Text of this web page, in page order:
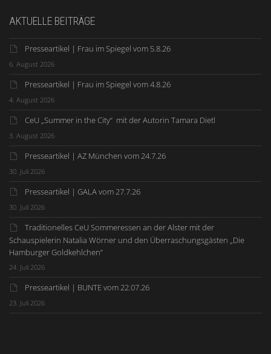
AKTUELLE BEITRÄGE
Presseartikel | Frau im Spiegel vom 5.8.26
6. August 2026
Presseartikel | Frau im Spiegel vom 4.8.26
4. August 2026
CeU „Summer in the City“ mit der Autorin Tamara Dietl
3. August 2026
Presseartikel | AZ München vom 24.7.26
30. Juli 2026
Presseartikel | GALA vom 27.7.26
30. Juli 2026
Traditionelles CeU Sommeressen an der Alster mit der
Schauspielerin Natalia Wörner und den Überraschungsgästen „Die
Hamburger Goldkehlchen“
24. Juli 2026
Presseartikel | BUNTE vom 22.07.26
23. Juli 2026